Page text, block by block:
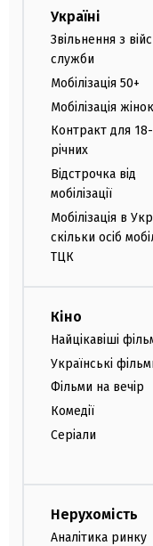
Україні
Звільнення з
служби
Мобілізація 50+
Мобілізація жінок
Контракт для
річних
Відстрочка від
мобілізації
Мобілізація в
скільки осіб
ТЦК
Кіно
Найцікавіші
Українські
Фільми на вечір
Комедії
Серіали
Нерухомість
Аналітика ринку